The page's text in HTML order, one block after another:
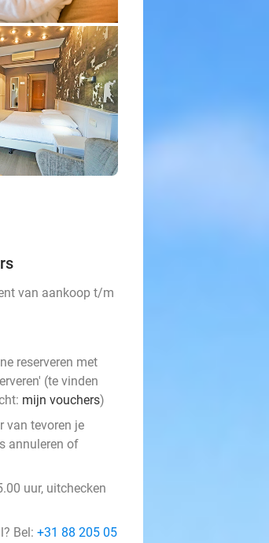
van aankoop t/m
reserveren met
(te vinden
mijn vouchers)
van tevoren je
annuleren of
uur, uitchecken
Bel: +31 88 205 05